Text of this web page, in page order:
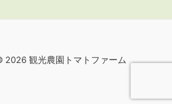
観光農園トマトファーム